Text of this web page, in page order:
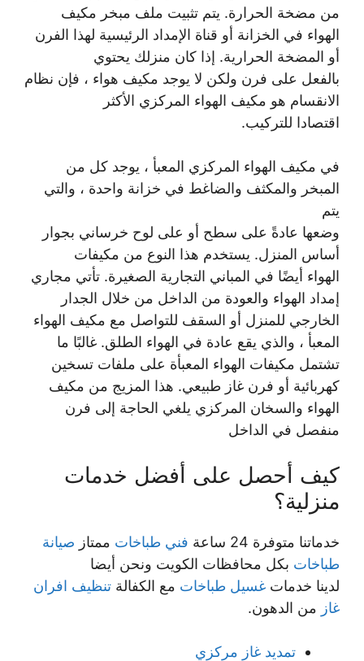
من مضخة الحرارة. يتم تثبيت ملف مبخر مكيف
الهواء في الخزانة أو قناة الإمداد الرئيسية لهذا الفرن
أو المضخة الحرارية. إذا كان منزلك يحتوي
بالفعل على فرن ولكن لا يوجد مكيف هواء ، فإن نظام
الانقسام هو مكيف الهواء المركزي الأكثر
اقتصادا للتركيب.
في مكيف الهواء المركزي المعبأ ، يوجد كل من
المبخر والمكثف والضاغط في خزانة واحدة ، والتي
يتم
وضعها عادةً على سطح أو على لوح خرساني بجوار
أساس المنزل. يستخدم هذا النوع من مكيفات
الهواء أيضًا في المباني التجارية الصغيرة. تأتي مجاري
إمداد الهواء والعودة من الداخل من خلال الجدار
الخارجي للمنزل أو السقف للتواصل مع مكيف الهواء
المعبأ ، والذي يقع عادة في الهواء الطلق. غالبًا ما
تشتمل مكيفات الهواء المعبأة على ملفات تسخين
كهربائية أو فرن غاز طبيعي. هذا المزيج من مكيف
الهواء والسخان المركزي يلغي الحاجة إلى فرن
منفصل في الداخل
كيف أحصل على أفضل خدمات
منزلية؟
خدماتنا متوفرة 24 ساعة فني طباخات ممتاز صيانة
طباخات بكل محافظات الكويت ونحن أيضا
لدينا خدمات غسيل طباخات مع الكفالة تنظيف افران
غاز من الدهون.
تمديد غاز مركزي